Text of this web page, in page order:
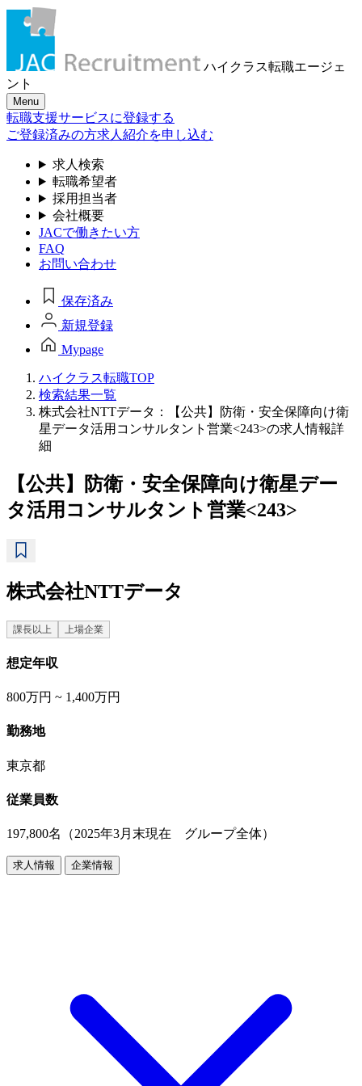
ハイクラス転職エージェ
ント
Menu
転職支援サービスに登録する
ご登録済みの方求人紹介を申し込む
求人検索
転職希望者
採用担当者
会社概要
JACで働きたい方
FAQ
お問い合わせ
保存済み
新規登録
Mypage
ハイクラス転職TOP
検索結果一覧
株式会社NTTデータ：【公共】防衛・安全保障向け衛
星データ活用コンサルタント営業<243>の求人情報詳
細
【公共】防衛・安全保障向け衛星デー
タ活用コンサルタント営業<243>
株式会社NTTデータ
課長以上 上場企業
想定年収
800万円 ~ 1,400万円
勤務地
東京都
従業員数
197,800名（2025年3月末現在 グループ全体）
求人情報 企業情報